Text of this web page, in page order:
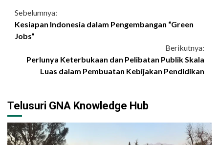
Continue
Reading
Sebelumnya:
Kesiapan Indonesia dalam Pengembangan “Green
Jobs”
Berikutnya:
Perlunya Keterbukaan dan Pelibatan Publik Skala
Luas dalam Pembuatan Kebijakan Pendidikan
Telusuri GNA Knowledge Hub